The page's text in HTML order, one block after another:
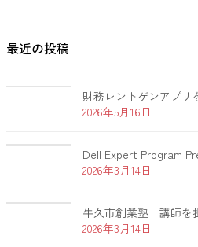
最近の投稿
財務レントゲンアプリ
2026年5月16日
Dell Expert Program
2026年3月14日
牛久市創業塾 講師を
2026年3月14日